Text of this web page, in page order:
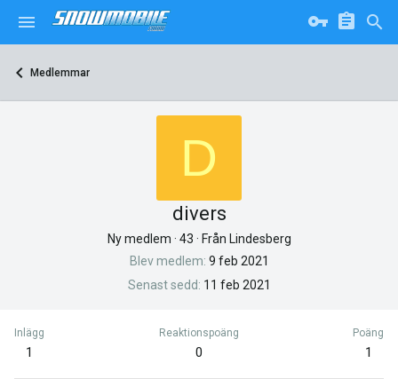
Medlemmar
D
divers
Ny medlem · 43 · Från Lindesberg
Blev medlem 9 feb 2021
Senast sedd 11 feb 2021
Inlägg
1
Reaktionspoäng
0
Poäng
1